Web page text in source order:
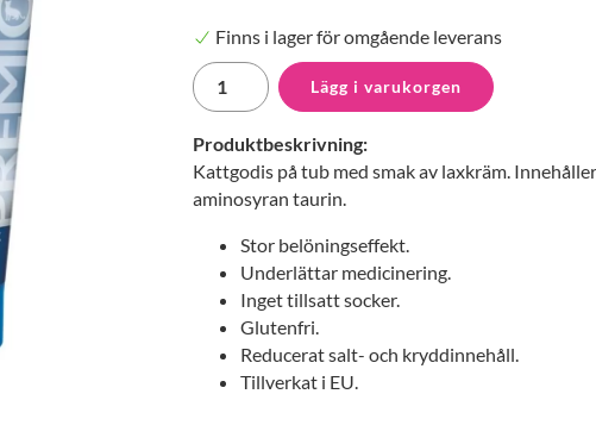
Finns i lager för omgående leverans
Lägg i varukorgen
Produktbeskrivning:
Kattgodis på tub med smak av laxkräm.
aminosyran taurin.
Stor belöningseffekt.
Underlättar medicinering.
Inget tillsatt socker.
Glutenfri.
Reducerat salt- och kryddinnehåll.
Tillverkat i EU.